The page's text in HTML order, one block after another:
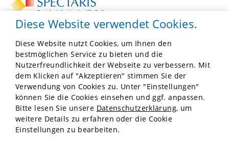
Diese Website verwendet Cookies.
Diese Website nutzt Cookies, um Ihnen den
bestmöglichen Service zu bieten und die
Nutzerfreundlichkeit der Webseite zu verbessern. Mit
dem Klicken auf "Akzeptieren" stimmen Sie der
Verwendung von Cookies zu. Unter "Einstellungen"
können Sie die Cookies einsehen und ggf. anpassen.
Bitte lesen Sie unsere Datenschutzerklärung, um
weitere Details zu erfahren oder die Cookie
Einstellungen zu bearbeiten.
Impressum
Datenschutz
F.O.M.
Robert-Koch-Platz 4, Besucher: Hannoversche Str. 19
10115 Berlin
Tel:
030 41402139
E-Mail:
info@forschung-fom.de